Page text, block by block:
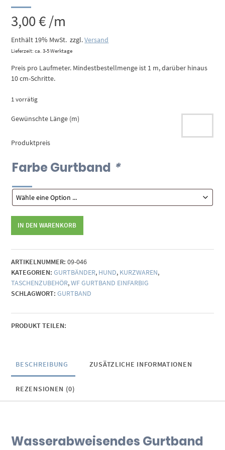
3,00€/m
Enthält 19% MwSt. zzgl.Versand
Lieferzeit: ca. 3-5 Werktage
Preis pro Laufmeter. Mindestbestellmenge ist 1 m, darüber hinaus
10 cm-Schritte.
1 vorrätig
Gewünschte Länge (m)
Produktpreis
Farbe Gurtband *
IN DEN WARENKORB
ARTIKELNUMMER: 09-046
KATEGORIEN: GURTBÄNDER, HUND, KURZWAREN,
TASCHENZUBEHÖR,WF GURTBAND EINFARBIG
SCHLAGWORT: GURTBAND
PRODUKT TEILEN:
BESCHREIBUNG ZUSÄTZLICHE INFORMATIONEN
REZENSIONEN (0)
Wasserabweisendes Gurtband